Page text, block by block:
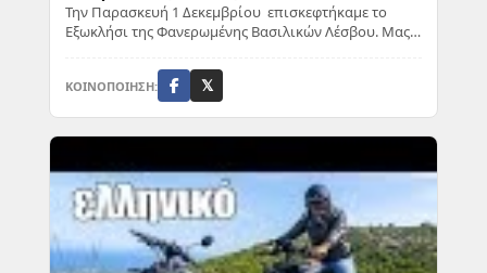
Την Παρασκευή 1 Δεκεμβρίου επισκεφτήκαμε το
Εξωκλήσι της Φανερωμένης Βασιλικών Λέσβου. Μας
ΚΟΙΝΟΠΟΙΗΣΗ: 𝕏